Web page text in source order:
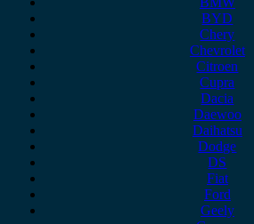
BYD
Chery
Chevrolet
Citroen
Cupra
Dacia
Daewoo
Daihatsu
Dodge
DS
Fiat
Ford
Geely